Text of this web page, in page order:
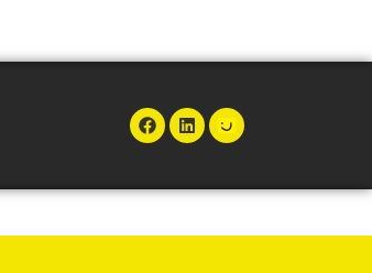
Démarrer mon étude